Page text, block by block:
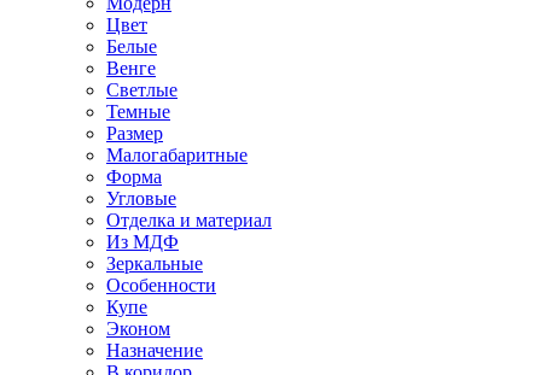
Цвет
Белые
Венге
Светлые
Темные
Размер
Малогабаритные
Форма
Угловые
Отделка и материал
Из МДФ
Зеркальные
Особенности
Купе
Эконом
Назначение